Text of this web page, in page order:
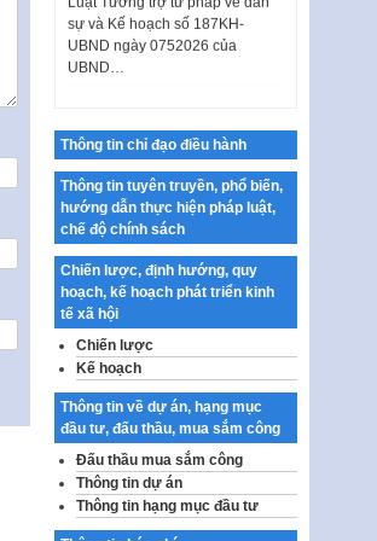
sự và Kế hoạch số 187KH-
UBND ngày 0752026 của
UBND…
thành phố Hà Nội
chính luận về bảo vệ nền tảng tư
tưởng của Đảng…
Công bố công khai dự toán kinh
phí xây dựng pháp luật, hoàn
thiện thể chế, chính…
Quy định về nghiên cứu, ứng
dụng khoa học, công nghệ, đổi
mới sáng tạo và chuyển…
Quy định chi tiết và hướng dẫn
thi hành một số điều của Luật Lý
lịch tư…
Sửa đổi, bổ sung một số nội
dung tại Nghị quyết số 30/NQ-
CP ngày 24 tháng 02…
Thông tin chỉ đạo điều hành
Thông tin tuyên truyền, phổ biến,
hướng dẫn thực hiện pháp luật,
chế độ chính sách
Chiến lược, định hướng, quy
hoạch, kế hoạch phát triển kinh
tế xã hội
Chiến lược
Kế hoạch
Thông tin về dự án, hạng mục
đầu tư, đấu thầu, mua sắm công
Đấu thầu mua sắm công
Thông tin dự án
Thông tin hạng mục đầu tư